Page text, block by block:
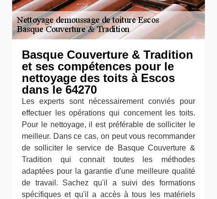
Basque Couverture & Tradition
et ses compétences pour le
nettoyage des toits à Escos
dans le 64270
Les experts sont nécessairement conviés pour
effectuer les opérations qui concernent les toits.
Pour le nettoyage, il est préférable de solliciter le
meilleur. Dans ce cas, on peut vous recommander
de solliciter le service de Basque Couverture &
Tradition qui connait toutes les méthodes
adaptées pour la garantie d'une meilleure qualité
de travail. Sachez qu'il a suivi des formations
spécifiques et qu'il a accès à tous les matériels